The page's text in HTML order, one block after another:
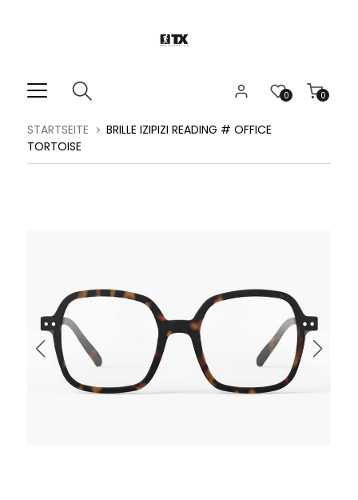
0
0
STARTSEITE
BRILLE IZIPIZI READING # OFFICE
TORTOISE